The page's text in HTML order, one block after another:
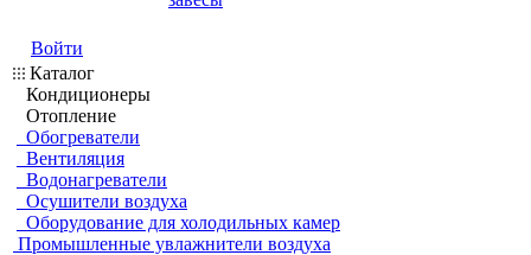
Войти
Каталог
Кондиционеры
Отопление
Обогреватели
Вентиляция
Водонагреватели
Осушители воздуха
Оборудование для холодильных камер
Промышленные увлажнители воздуха